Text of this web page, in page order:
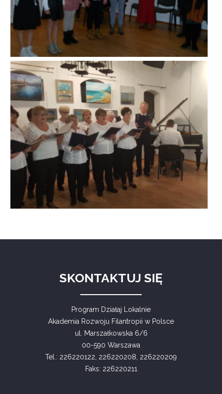
SKONTAKTUJ SIĘ
Program Działaj Lokalnie
Akademia Rozwoju Filantropii w Polsce
ul. Marszałkowska 6/6
00-590 Warszawa
Tel.: 226220122, 226220208, 226220209
Faks: 226220211